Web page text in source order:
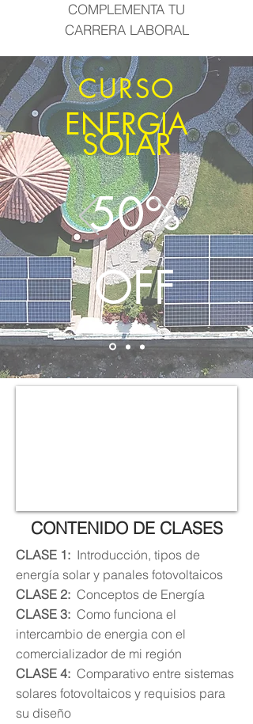
COMPLEMENTA TU
CARRERA LABORAL
CURSO
ENERGIA
SOLAR
50%
OFF
CONTENIDO DE CLASES
CLASE 1: Introducción, tipos de
energía solar y panales fotovoltaicos
CLASE 2: Conceptos de Energía
CLASE 3: Como funciona el
intercambio de energia con el
comercializador de mi región
CLASE 4: Comparativo entre sistemas
solares fotovoltaicos y requisios para
su diseño